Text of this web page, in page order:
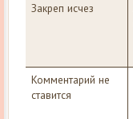
Закреп исчез
Комментарий не
ставится